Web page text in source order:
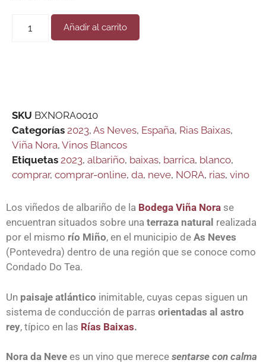
Añadir al carrito
SKU BXNORA0010
Categorías 2023, As Neves, España, Rias Baixas,
Viña Nora, Vinos Blancos
Etiquetas 2023, albariño, baixas, barrica, blanco,
comprar, comprar-online, da, neve, NORA, rias, vino
Los viñedos de a lbariño de la Bodega Viña Nora se
encuentran situados sobre una terraza natural realizada
por el mismo río Miño, en el municipio de As Neves
(Pontevedra) dentro de una región que se conoce como
Condado Do Tea.
Un paisaje atlántico inimitable, cuyas cepas siguen un
sistema de conducción de parras orientadas al astro
rey, típico en las Rías Baixas.
Nora da Neve es un vino que merece sentarse con calma